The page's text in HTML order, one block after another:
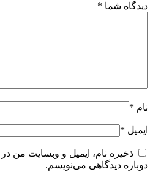
دیدگاه شما *
نام *
ایمیل *
ذخیره نام، ایمیل و وبسایت من
دوباره دیدگاهی می‌نویسم.